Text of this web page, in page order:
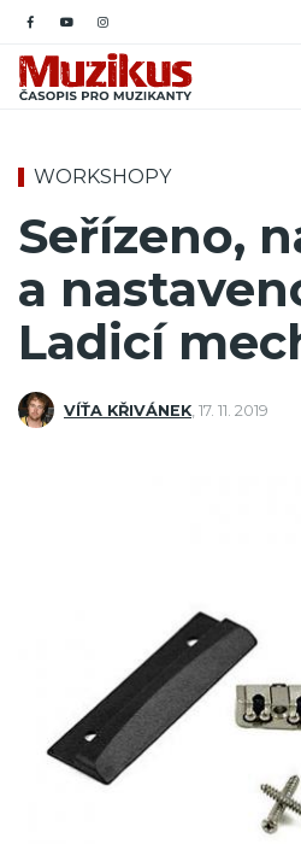
WORKSHOPY
Seřízeno,
a
Ladicí
VÍŤA KŘIVÁNEK 17. 11. 2019